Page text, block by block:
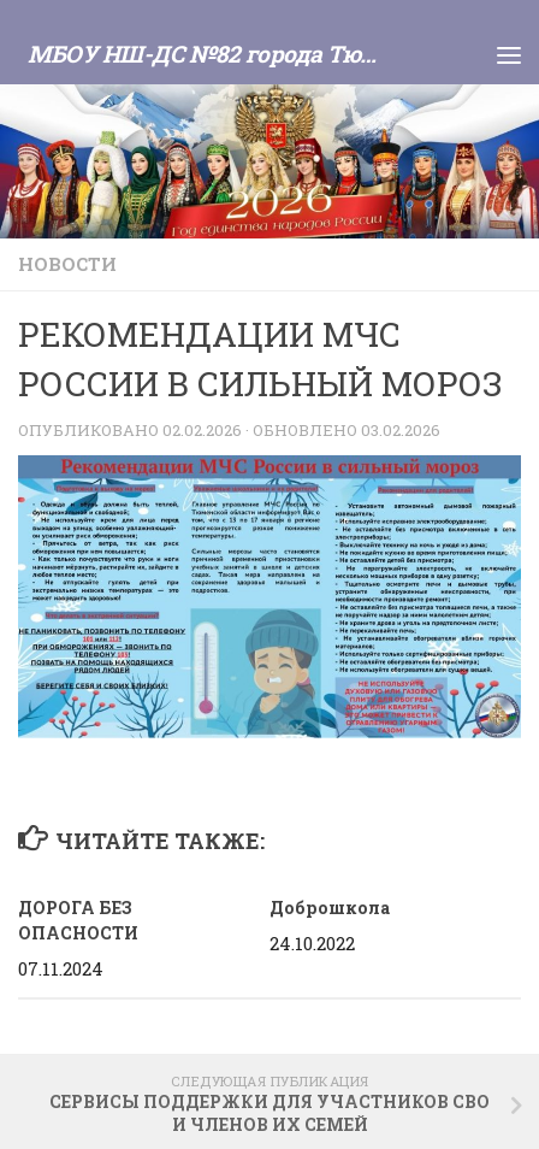
МБОУ НШ-ДС №82 города Тюмени
НОВОСТИ
РЕКОМЕНДАЦИИ МЧС
РОССИИ В СИЛЬНЫЙ МОРОЗ
ОПУБЛИКОВАНО 02.02.2026 · ОБНОВЛЕНО 03.02.2026
ЧИТАЙТЕ ТАКЖЕ:
ДОРОГА БЕЗ
ОПАСНОСТИ
07.11.2024
Доброшкола
24.10.2022
СЛЕДУЮЩАЯ ПУБЛИКАЦИЯ
СЕРВИСЫ ПОДДЕРЖКИ ДЛЯ УЧАСТНИКОВ СВО
И ЧЛЕНОВ ИХ СЕМЕЙ